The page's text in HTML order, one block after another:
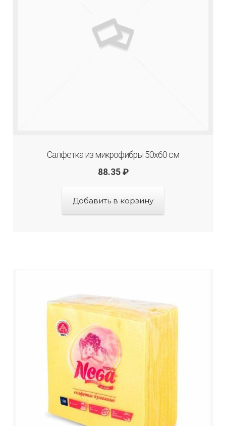
Салфетка из микрофибры 50х60 см
88.35 ₽
Добавить в корзину